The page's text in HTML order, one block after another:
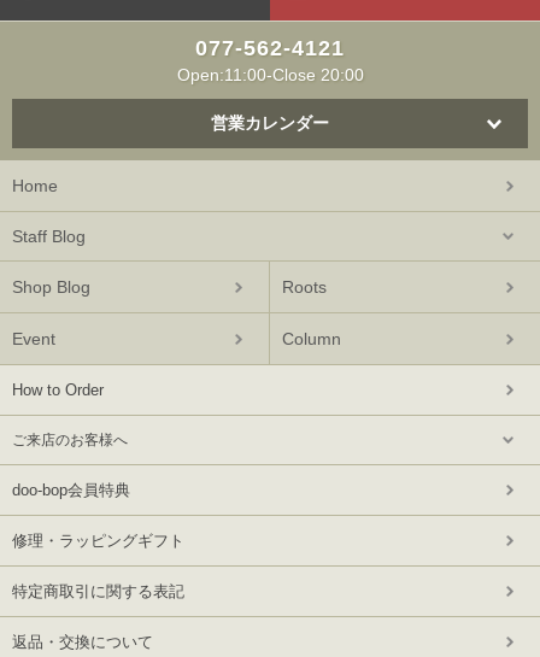
077-562-4121
Open:11:00-Close 20:00
営業カレンダー
Home
Staff Blog
Shop Blog Roots
Event Column
How to Order
ご来店のお客様へ
doo-bop会員特典
修理・ラッピングギフト
特定商取引に関する表記
返品・交換について